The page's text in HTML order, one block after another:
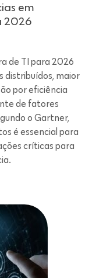
em
2026
de TI para 2026
distribuídos, maior
por eficiência
de fatores
o Gartner,
é essencial para
críticas para